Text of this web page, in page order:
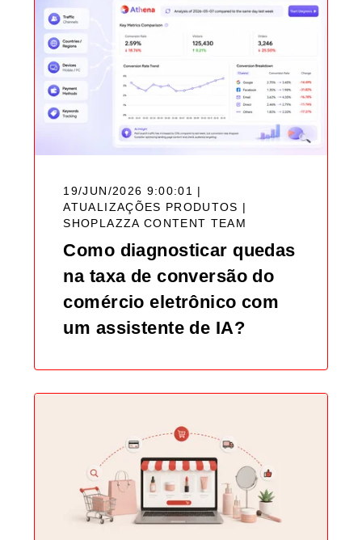
19/JUN/2026 9:00:01 |
ATUALIZAÇÕES PRODUTOS |
SHOPLAZZA CONTENT TEAM
Como diagnosticar quedas
na taxa de conversão do
comércio eletrônico com
um assistente de IA?